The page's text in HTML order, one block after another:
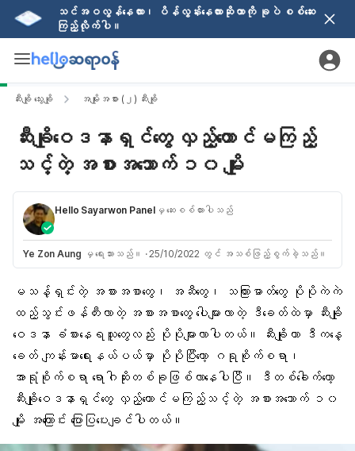
သင်အဝလွန်နေလား၊ ပိန်လွန်းနေလားဆိုတာကို ခုပဲ စစ်ဆေး
ကြည့်လိုက်ပါ။
ဆီးချို သွေးချို အမျိုးအစား (၂) ဆီးချို
ဆီးချိုဝေဒနာရှင်တွေ လှည့်တောင်မကြည့်
သင့်တဲ့ အစားအသောက် ၁၀ မျိုး
Hello Sayarwon Panelမှ ဆေးစစ်ထားပါသည်
Ye Zon Aung မှ ရေးသားသည်။ ·25/10/2022 တွင် အသစ်ဖြည့်စွက်ခဲ့သည်။
မသန့်ရှင်းတဲ့ အစားအစာတွေ ၊ အဆီတွေ၊ သကြားဓာတ်တွေ ပိုပိုကဲကဲ
ထည့်သွင်းဖန်တီးလာတဲ့ အစားအစာတွေ ပေါများလာတဲ့ ဒီခေတ်ထဲမှာ ဆီးချို
ဝေဒနာ ခံစားနေရသူတွေလည်း ပိုပိုများလာပါတယ်။ ဆီးချိုဟာ ဒီကနေ့
ခေတ် ကျန်းမာရေးနယ်ပယ်မှာ ပိုပိုပြီးတော့ ဂရုစိုက်စရာ၊
အာရုံစိုက်စရာ ရောဂါဆိုးတစ်ခုဖြစ်လာနေပါပြီ။ ဒီတစ်ခေါက်တော့
ဆီးချိုဝေဒနာရှင်တွေ လှည့်တောင်မကြည့်သင့်တဲ့ အစားအသောက် ၁၀
မျိုး အကြောင်း ပြောပြပေးချင်ပါတယ်။